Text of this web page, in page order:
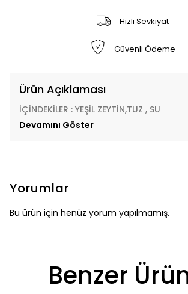
Hızlı Sevkiyat
Güvenli Ödeme
Ürün Açıklaması
İÇİNDEKİLER : YEŞİL ZEYTİN,TUZ , SU
Devamını Göster
Yorumlar
Bu ürün için henüz yorum yapılmamış.
Benzer